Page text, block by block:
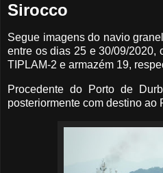
Sirocco
Segue imagens do navio
entre os dias 25 e 30/09/2020,
TIPLAM-2 e armazém 19,
Procedente do Porto de
posteriormente com destino ao